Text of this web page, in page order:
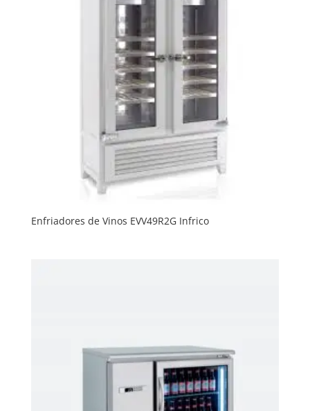
Enfriadores de Vinos EVV49R2G Infrico